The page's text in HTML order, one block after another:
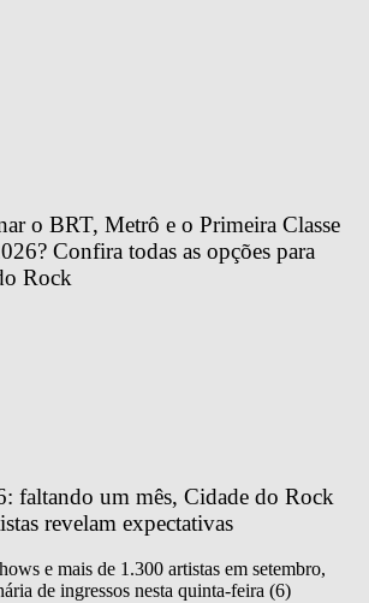
o BRT, Metrô e o Primeira Classe
Confira todas as opções para
Rock
faltando um mês, Cidade do Rock
revelam expectativas
e mais de 1.300 artistas em setembro,
de ingressos nesta quinta-feira (6)